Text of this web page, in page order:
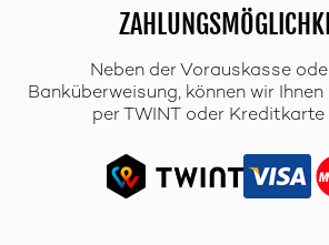
Neben der Vorauskasse
Banküberweisung, können wir
per TWINT oder Kreditkarte